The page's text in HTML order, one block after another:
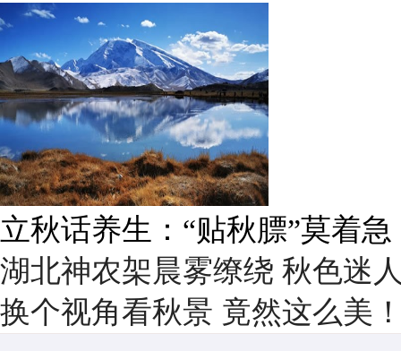
雨后峨眉沟壑尽显 金顶显真
湖北神农架晨雾缭绕 秋色迷
换个视角看秋景 竟然这么美